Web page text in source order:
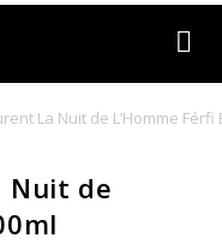
La Nuit de L’Homme Férfi
Nuit de